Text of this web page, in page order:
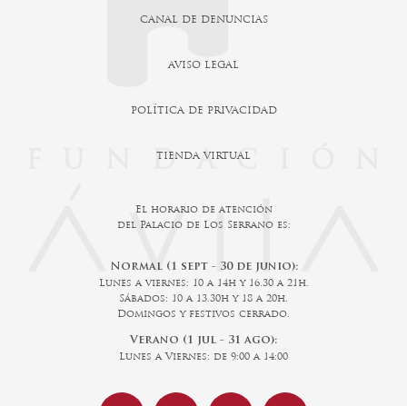
CANAL DE DENUNCIAS
AVISO LEGAL
POLÍTICA DE PRIVACIDAD
TIENDA VIRTUAL
El horario de atención
del Palacio de Los Serrano es:
Normal (1 sept - 30 de junio):
Lunes a viernes: 10 a 14h y 16.30 a 21h.
Sábados: 10 a 13.30h y 18 a 20h.
Domingos y festivos cerrado.
Verano (1 jul - 31 ago):
Lunes a Viernes: de 9:00 a 14:00